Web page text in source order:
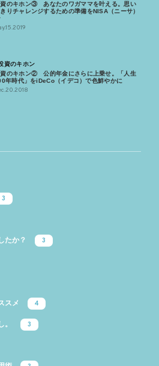
のキホン③ あなたのワガママを叶える。思い
りチャレンジするための準備をNISA（ニーサ）
資のキホン
のキホン② 公的年金にさらに上乗せ。「人生
年時代」をiDeCo（イデコ）で色鮮やかに
3
たか？ 3
スメ 4
3